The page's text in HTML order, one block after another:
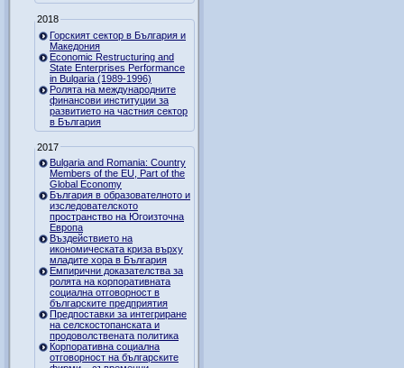
2018
Горският сектор в България и
Македония
Economic Restructuring and
State Enterprises Performance
in Bulgaria (1989-1996)
Ролята на международните
финансови институции за
развитието на частния сектор
в България
2017
Bulgaria and Romania: Country
Members of the EU, Part of the
Global Economy
България в образователното и
изследователското
пространство на Югоизточна
Европа
Въздействието на
икономическата криза върху
младите хора в България
Емпирични доказателства за
ролята на корпоративната
социална отговорност в
българските предприятия
Предпоставки за интегриране
на селскостопанската и
продоволствената политика
Корпоративна социална
отговорност на българските